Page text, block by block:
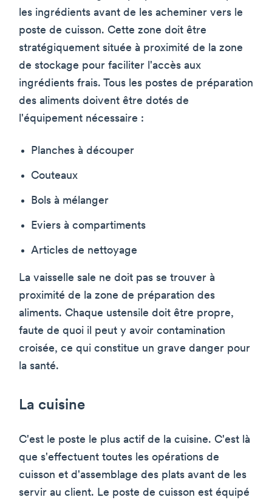
les ingrédients avant de les acheminer vers le
poste de cuisson. Cette zone doit être
stratégiquement située à proximité de la zone
de stockage pour faciliter l'accès aux
ingrédients frais. Tous les postes de préparation
des aliments doivent être dotés de
l'équipement nécessaire :
Planches à découper
Couteaux
Bols à mélanger
Eviers à compartiments
Articles de nettoyage
La vaisselle sale ne doit pas se trouver à
proximité de la zone de préparation des
aliments. Chaque ustensile doit être propre,
faute de quoi il peut y avoir contamination
croisée, ce qui constitue un grave danger pour
la santé.
La cuisine
C'est le poste le plus actif de la cuisine. C'est là
que s'effectuent toutes les opérations de
cuisson et d'assemblage des plats avant de les
servir au client. Le poste de cuisson est équipé